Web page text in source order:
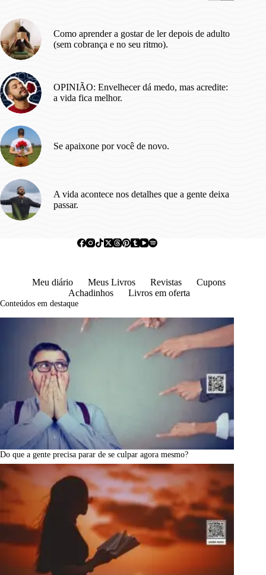
Como aprender a gostar de ler depois de adulto
(sem cobrança e no seu ritmo).
OPINIÃO: Envelhecer dá medo, mas acredite:
a vida fica melhor.
Se apaixone por você de novo.
A vida acontece nos detalhes que a gente deixa
passar.
Meu diário Meus Livros Revistas
Cupons
Achadinhos
Livros em oferta
Conteúdos em destaque
Do que a gente precisa parar de se culpar agora mesmo?